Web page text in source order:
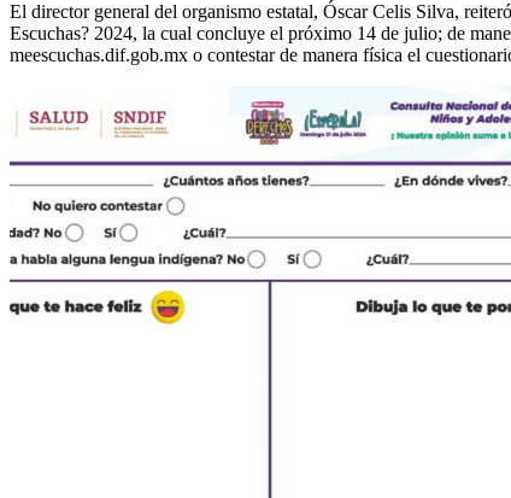
El director general del organismo estatal, Óscar Celis Silva,
Escuchas? 2024, la cual concluye el próximo 14 de julio; de
meescuchas.dif.gob.mx o contestar de manera física el